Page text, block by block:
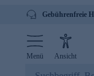
Gebührenfreie
Menü Ansicht